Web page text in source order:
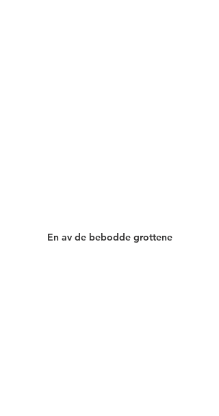
En av de bebodde grottene